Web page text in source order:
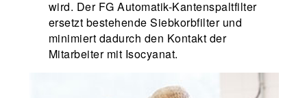
wird. Der FG Automatik-Kantenspaltfilter
ersetzt bestehende Siebkorbfilter und
minimiert dadurch den Kontakt der
Mitarbeiter mit Isocyanat.